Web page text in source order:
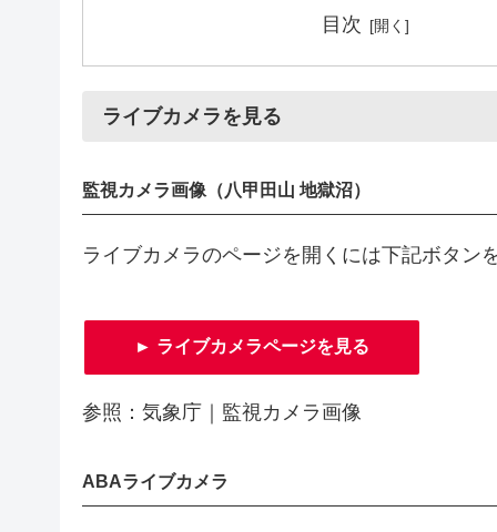
目次
ライブカメラを見る
監視カメラ画像（八甲田山 地獄沼）
ライブカメラのページを開くには下記ボタン
► ライブカメラページを見る
参照：気象庁｜監視カメラ画像
ABAライブカメラ